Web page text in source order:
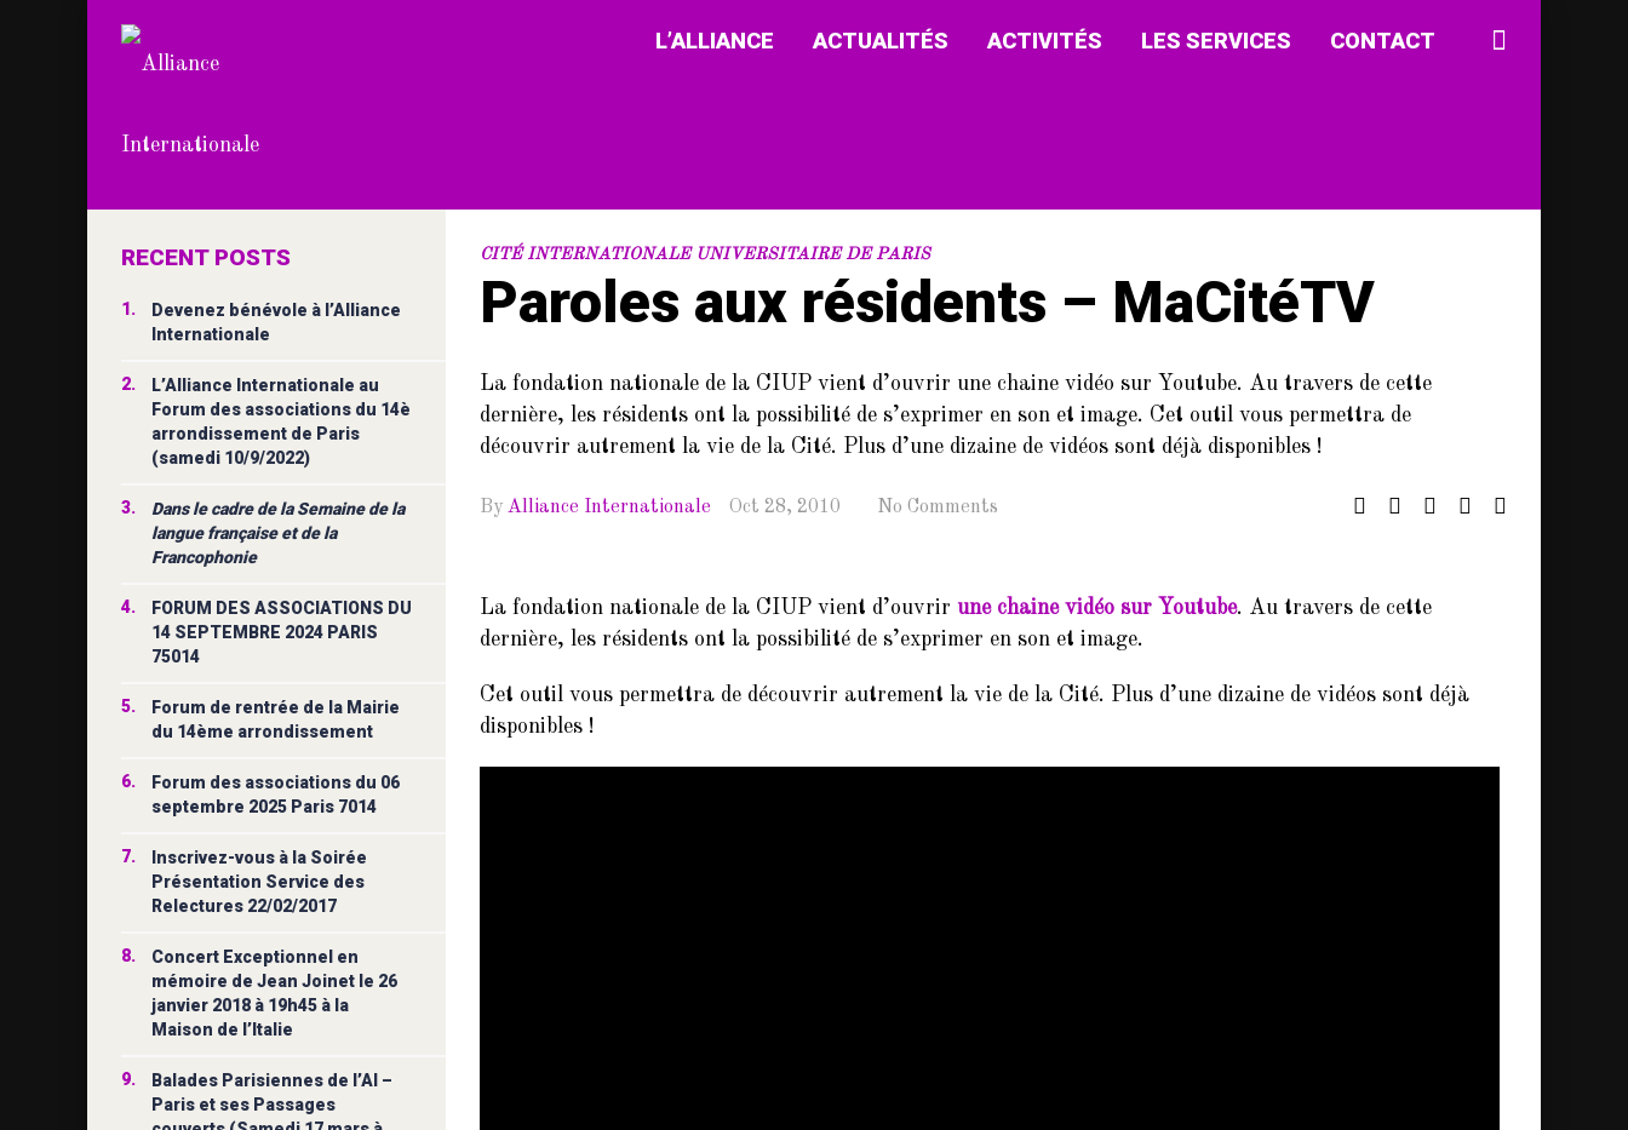
L’ALLIANCE ACTUALITÉS ACTIVITÉS LES SERVICES CONTACT
RECENT POSTS
1.
Devenez bénévole à l’Alliance
Internationale
2.
L’Alliance Internationale au
Forum des associations du 14è
arrondissement de Paris
(samedi 10/9/2022)
3.
Dans le cadre de la Semaine de la
langue française et de la
Francophonie
4.
FORUM DES ASSOCIATIONS DU
14 SEPTEMBRE 2024 PARIS
75014
5.
Forum de rentrée de la Mairie
du 14ème arrondissement
6.
Forum des associations du 06
septembre 2025 Paris 7014
7.
Inscrivez-vous à la Soirée
Présentation Service des
Relectures 22/02/2017
8.
Concert Exceptionnel en
mémoire de Jean Joinet le 26
janvier 2018 à 19h45 à la
Maison de l’Italie
9.
Balades Parisiennes de l’AI –
Paris et ses Passages
CITÉ INTERNATIONALE UNIVERSITAIRE DE PARIS
Paroles aux résidents – MaCitéTV
La fondation nationale de la CIUP vient d’ouvrir une chaine vidéo sur Youtube. Au travers de cette
dernière, les résidents ont la possibilité de s’exprimer en son et image. Cet outil vous permettra de
découvrir autrement la vie de la Cité. Plus d’une dizaine de vidéos sont déjà disponibles !
By Alliance Internationale Oct 28, 2010 No Comments
La fondation nationale de la CIUP vient d’ouvrir une chaine vidéo sur Youtube. Au travers de cette
dernière, les résidents ont la possibilité de s’exprimer en son et image.
Cet outil vous permettra de découvrir autrement la vie de la Cité. Plus d’une dizaine de vidéos sont déjà
disponibles !